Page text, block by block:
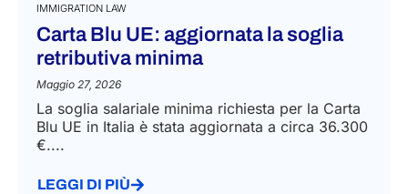
IMMIGRATION LAW
Carta Blu UE: aggiornata la soglia
retributiva minima
Maggio 27, 2026
La soglia salariale minima richiesta per la Carta
Blu UE in Italia è stata aggiornata a circa 36.300
€....
LEGGI DI PIÙ